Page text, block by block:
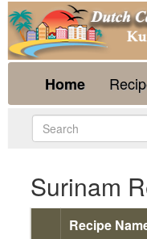
Home
Surinam
Recipe